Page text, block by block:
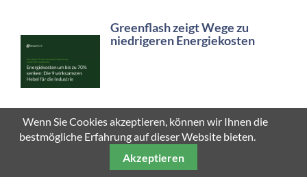
Greenflash zeigt Wege zu
niedrigeren Energiekosten
Sensor+Test setzt auf KI und
Messtechnik
Wenn Sie Cookies akzeptieren, können wir Ihnen die
bestmögliche Erfahrung auf dieser Website bieten.
Akzeptieren